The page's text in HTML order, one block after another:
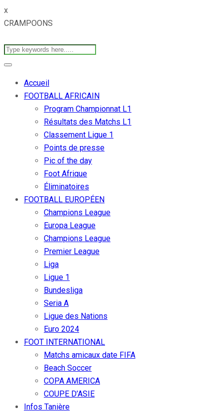
x
CRAMPOONS
Accueil
FOOTBALL AFRICAIN
Program Championnat L1
Résultats des Matchs L1
Classement Ligue 1
Points de presse
Pic of the day
Foot Afrique
Éliminatoires
FOOTBALL EUROPÉEN
Champions League
Europa League
Champions League
Premier League
Liga
Ligue 1
Bundesliga
Seria A
Ligue des Nations
Euro 2024
FOOT INTERNATIONAL
Matchs amicaux date FIFA
Beach Soccer
COPA AMERICA
COUPE D’ASIE
Infos Tanière